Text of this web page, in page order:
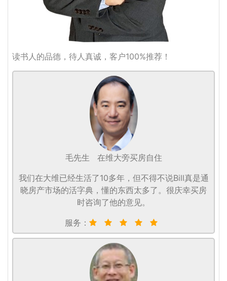
读书人的品德，待人真诚，客户100%推荐！
毛先生
在维大旁买房自住
我们在大维已经生活了10多年，但不得不说Bill真是通
晓房产市场的活字典，懂的东西太多了。很庆幸买房
时咨询了他的意见。
服务：